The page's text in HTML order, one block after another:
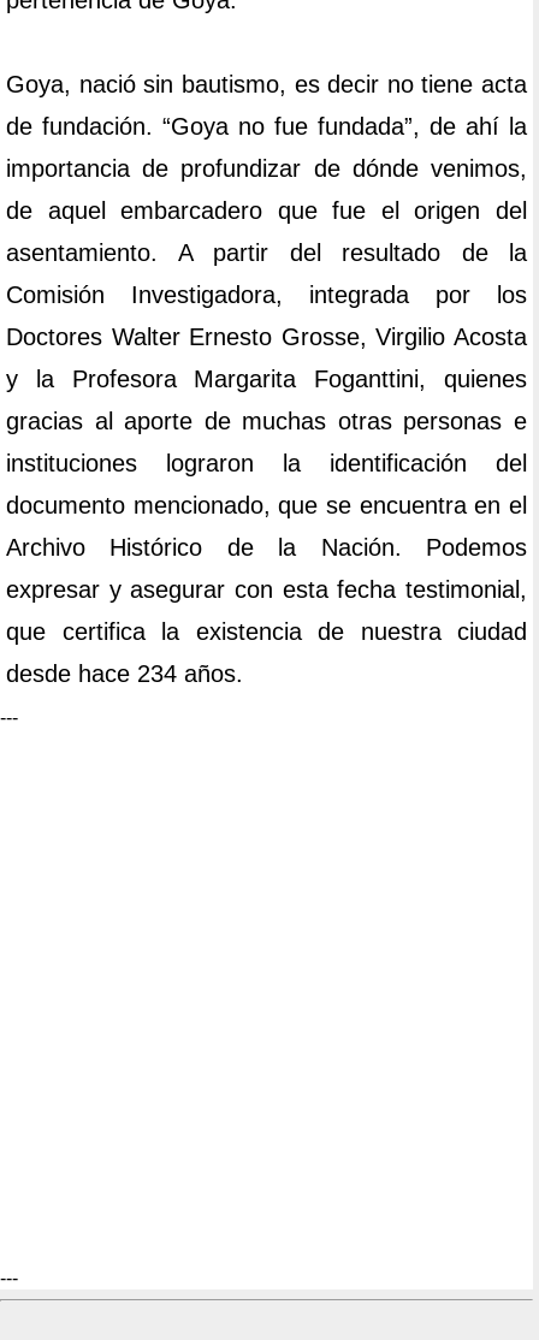
Goya, nació sin bautismo, es decir no tiene acta
de fundación. “Goya no fue fundada”, de ahí la
importancia de profundizar de dónde venimos,
de aquel embarcadero que fue el origen del
asentamiento. A partir del resultado de la
Comisión Investigadora, integrada por los
Doctores Walter Ernesto Grosse, Virgilio Acosta
y la Profesora Margarita Foganttini, quienes
gracias al aporte de muchas otras personas e
instituciones lograron la identificación del
documento mencionado, que se encuentra en el
Archivo Histórico de la Nación. Podemos
expresar y asegurar con esta fecha testimonial,
que certifica la existencia de nuestra ciudad
desde hace 234 años.
---
---